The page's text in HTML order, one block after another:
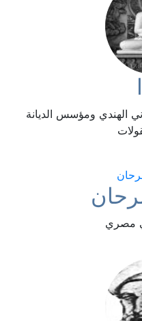
الهندي ومؤسس الديانة
مصري